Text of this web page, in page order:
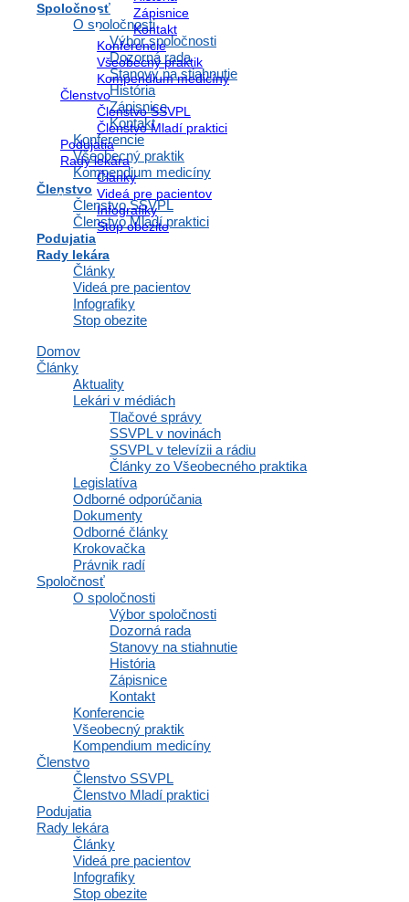
Spoločnosť
O spoločnosti
Výbor spoločnosti
Dozorná rada
Stanovy na stiahnutie
História
Zápisnice
Kontakt
Konferencie
Všeobecný praktik
Kompendium medicíny
Členstvo
Členstvo SSVPL
Členstvo Mladí praktici
Podujatia
Rady lekára
Články
Videá pre pacientov
Infografiky
Stop obezite
Domov
Články
Aktuality
Lekári v médiách
Tlačové správy
SSVPL v novinách
SSVPL v televízii a rádiu
Články zo Všeobecného praktika
Legislatíva
Odborné odporúčania
Dokumenty
Odborné články
Krokovačka
Právnik radí
Spoločnosť
O spoločnosti
Výbor spoločnosti
Dozorná rada
Stanovy na stiahnutie
História
Zápisnice
Kontakt
Konferencie
Všeobecný praktik
Kompendium medicíny
Členstvo
Členstvo SSVPL
Členstvo Mladí praktici
Podujatia
Rady lekára
Články
Videá pre pacientov
Infografiky
Stop obezite
Zápisnice
Kontakt
Konferencie
Všeobecný praktik
Kompendium medicíny
Členstvo
Členstvo SSVPL
Členstvo Mladí praktici
Podujatia
Rady lekára
Články
Videá pre pacientov
Infografiky
Stop obezite
PRIHLÁSIŤ NA workshopy@ssvpl.sk